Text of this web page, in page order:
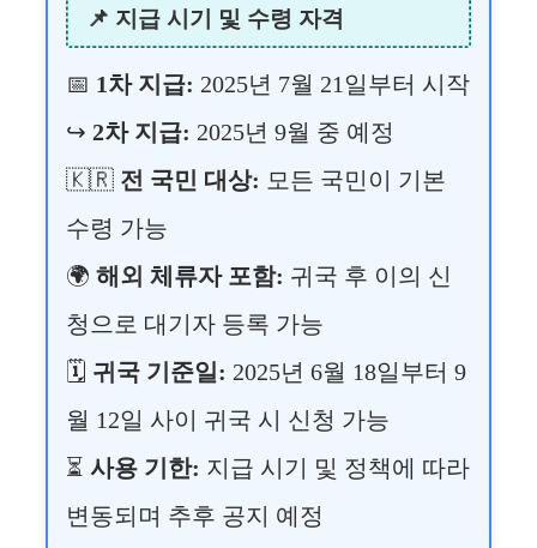
📌 지급 시기 및 수령 자격
📅 1차 지급: 2025년 7월 21일부터 시작
↪️ 2차 지급: 2025년 9월 중 예정
🇰🇷 전 국민 대상: 모든 국민이 기본
수령 가능
🌍 해외 체류자 포함: 귀국 후 이의 신
청으로 대기자 등록 가능
🗓️ 귀국 기준일: 2025년 6월 18일부터 9
월 12일 사이 귀국 시 신청 가능
⏳ 사용 기한: 지급 시기 및 정책에 따라
변동되며 추후 공지 예정